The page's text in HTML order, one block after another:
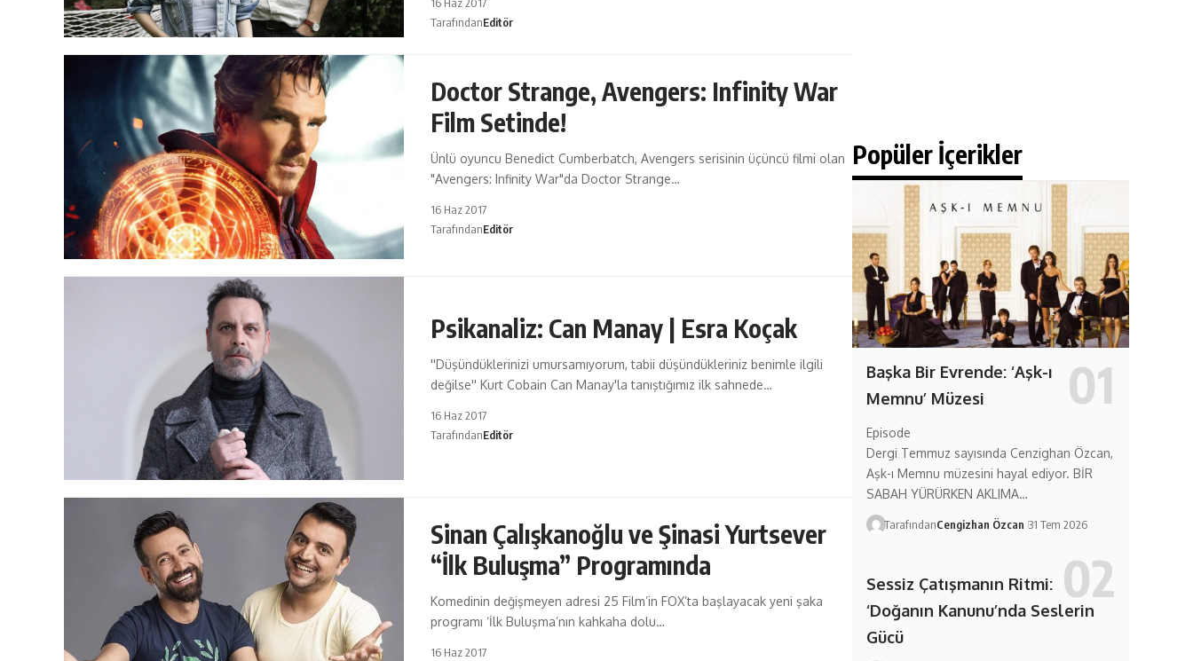
16 Haz 2017
TarafındanEditör
Doctor Strange, Avengers: Infinity War
Film Setinde!
Ünlü oyuncu Benedict Cumberbatch, Avengers serisinin üçüncü filmi olan
"Avengers: Infinity War"da Doctor Strange…
16 Haz 2017
TarafındanEditör
Psikanaliz: Can Manay | Esra Koçak
''Düşündüklerinizi umursamıyorum, tabii düşündükleriniz benimle ilgili
değilse'' Kurt Cobain Can Manay'la tanıştığımız ilk sahnede…
16 Haz 2017
TarafındanEditör
Sinan Çalışkanoğlu ve Şinasi Yurtsever
“İlk Buluşma” Programında
Komedinin değişmeyen adresi 25 Film’in FOX’ta başlayacak yeni şaka
programı ‘İlk Buluşma’nın kahkaha dolu…
16 Haz 2017
Popüler İçerikler
Başka Bir Evrende: ‘Aşk-ı
Memnu’ Müzesi
Episode
Dergi Temmuz sayısında Cenzighan Özcan,
Aşk-ı Memnu müzesini hayal ediyor. BİR
SABAH YÜRÜRKEN AKLIMA…
TarafındanCengizhan Özcan 31 Tem 2026
Sessiz Çatışmanın Ritmi:
‘Doğanın Kanunu’nda Seslerin
Gücü